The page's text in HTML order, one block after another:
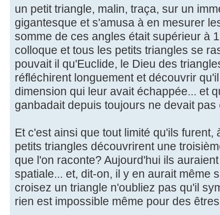
un petit triangle, malin, traça, sur un
gigantesque et s'amusa à en mesurer
somme de ces angles était supérieur à
colloque et tous les petits triangles se
pouvait il qu'Euclide, le Dieu des
réfléchirent longuement et découvrir
dimension qui leur avait échappée... et
ganbadait depuis toujours ne devait pas
Et c'est ainsi que tout limité qu'ils
petits triangles découvrirent une
que l'on raconte? Aujourd'hui ils
spatiale... et, dit-on, il y en aurait même
croisez un triangle n'oubliez pas qu'il
rien est impossible même pour des